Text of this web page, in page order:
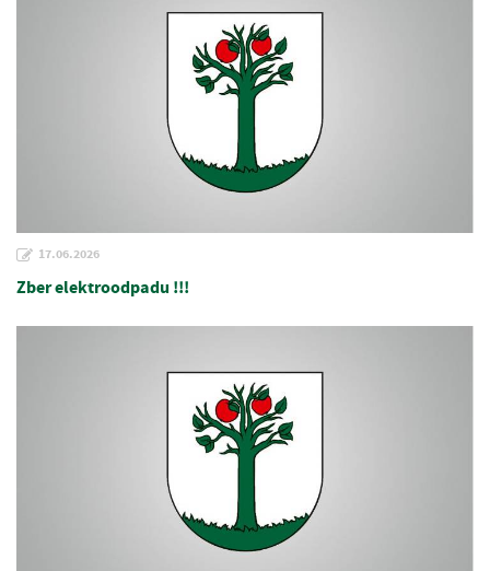
17.06.2026
Zber elektroodpadu !!!